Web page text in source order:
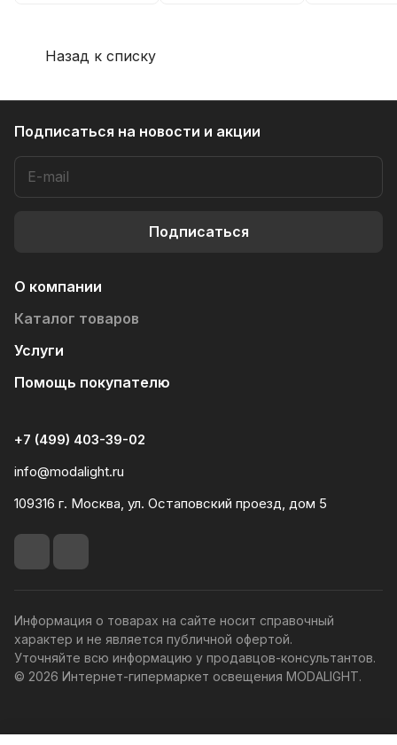
Назад к списку
Подписаться на новости и акции
Подписаться
О компании
Каталог товаров
Услуги
Помощь покупателю
+7 (499) 403-39-02
info@modalight.ru
109316 г. Москва, ул. Остаповский проезд, дом 5
Информация о товарах на сайте носит справочный
характер и не является публичной офертой.
Уточняйте всю информацию у продавцов-консультантов.
© 2026 Интернет-гипермаркет освещения MODALIGHT.